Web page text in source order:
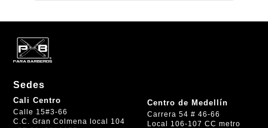
Sedes
Cali Centro
Calle 15#3-66
C.C. Gran Colmena local 104
Centro de Medellín
Carrera 54 # 46-66
Local 106-107 CC metro